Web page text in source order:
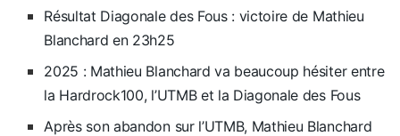
Résultat Diagonale des Fous : victoire de Mathieu
Blanchard en 23h25
2025 : Mathieu Blanchard va beaucoup hésiter entre
la Hardrock100, l’UTMB et la Diagonale des Fous
Après son abandon sur l’UTMB, Mathieu Blanchard